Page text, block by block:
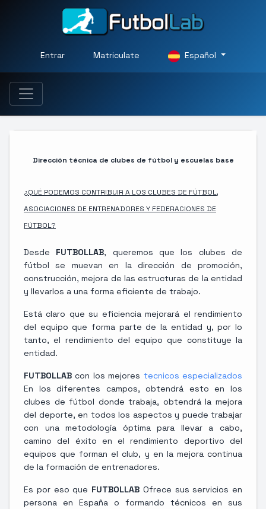
Entrar Matriculate Español
Dirección técnica de clubes de fútbol y escuelas base
¿QUÉ PODEMOS CONTRIBUIR A LOS CLUBES DE FÚTBOL,
ASOCIACIONES DE ENTRENADORES Y FEDERACIONES DE
FÚTBOL?
Desde FUTBOLLAB, queremos que los clubes de
fútbol se muevan en la dirección de promoción,
construcción, mejora de las estructuras de la entidad
y llevarlos a una forma eficiente de trabajo.
Está claro que su eficiencia mejorará el rendimiento
del equipo que forma parte de la entidad y, por lo
tanto, el rendimiento del equipo que constituye la
entidad.
FUTBOLLAB con los mejores tecnicos especializados
En los diferentes campos, obtendrá esto en los
clubes de fútbol donde trabaja, obtendrá la mejora
del deporte, en todos los aspectos y puede trabajar
con una metodología óptima para llevar a cabo,
camino del éxito en el rendimiento deportivo del
equipos que forman el club, y en la mejora continua
de la formación de entrenadores.
Es por eso que FUTBOLLAB Ofrece sus servicios en
persona en España o formando técnicos en sus